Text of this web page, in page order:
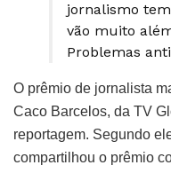
jornalismo
vão muito
Problemas
O prêmio de jornalista
Caco Barcelos, da TV
reportagem. Segundo
compartilhou o prêmio